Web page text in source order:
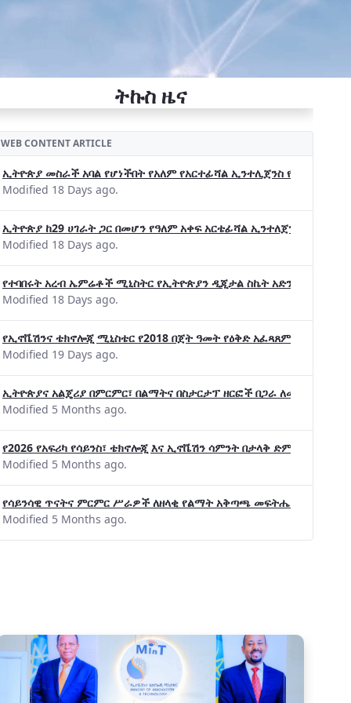
ትኩስ ዜና
WEB CONTENT ARTICLE
ኢትዮጵያ መስራች አባል የሆነችበት የአለም የአርተፊሻል ኢንተሊጀንስ የትብብር
Modified 18 Days ago.
ኢትዮጵያ ከ29 ሀገራት ጋር በመሆን የዓለም አቀፍ አርቴፊሻል ኢንተለጀንስ ትብብር
Modified 18 Days ago.
የተባበሩት አረብ ኤምሬቶች ሚኒስትር የኢትዮጵያን ዲጂታል ስኬት አድንቀዋል
Modified 18 Days ago.
የኢኖቬሽንና ቴክኖሎጂ ሚኒስቴር የ2018 በጀት ዓመት የዕቅድ አፈጻጸምና የቀጣይ
Modified 19 Days ago.
ኢትዮጵያና አልጄሪያ በምርምር፣ በልማትና በስታርታፕ ዘርፎች በጋራ ለመስራት መከሩ፡፡
Modified 5 Months ago.
የ2026 የአፍሪካ የሳይንስ፣ ቴክኖሎጂ እና ኢኖቬሽን ሳምንት በታላቅ ድምቀት
Modified 5 Months ago.
የሳይንሳዊ ጥናትና ምርምር ሥራዎች ለዘላቂ የልማት አቅጣጫ መፍትሔ ጠቋሚ
Modified 5 Months ago.